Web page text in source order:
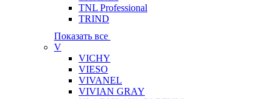
TNL Professional
TRIND
Показать все
V
VICHY
VIESO
VIVANEL
VIVIAN GRAY